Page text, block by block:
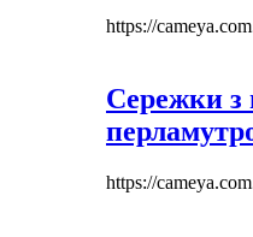
https://
Сережки з
https://